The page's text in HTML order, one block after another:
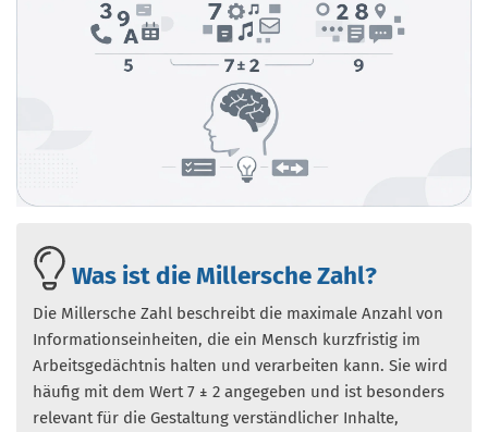
Was ist die Millersche Zahl?
Die Millersche Zahl beschreibt die maximale Anzahl von
Informationseinheiten, die ein Mensch kurzfristig im
Arbeitsgedächtnis halten und verarbeiten kann. Sie wird
häufig mit dem Wert 7 ± 2 angegeben und ist besonders
relevant für die Gestaltung verständlicher Inhalte,